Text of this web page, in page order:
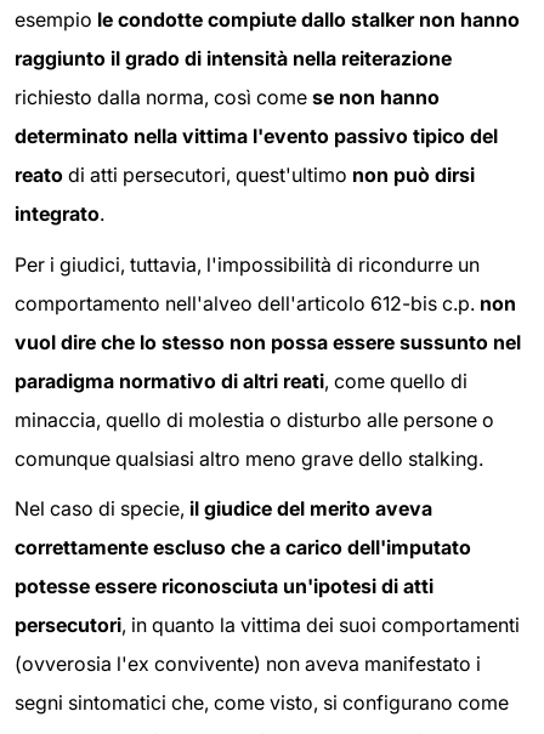
esempio le condotte compiute dallo stalker non hanno
raggiunto il grado di intensità nella reiterazione
richiesto dalla norma, così come se non hanno
determinato nella vittima l'evento passivo tipico del
reato di atti persecutori, quest'ultimo non può dirsi
integrato.
Per i giudici, tuttavia, l'impossibilità di ricondurre un
comportamento nell'alveo dell'articolo 612-bis c.p. non
vuol dire che lo stesso non possa essere sussunto nel
paradigma normativo di altri reati, come quello di
minaccia, quello di molestia o disturbo alle persone o
comunque qualsiasi altro meno grave dello stalking.
Nel caso di specie, il giudice del merito aveva
correttamente escluso che a carico dell'imputato
potesse essere riconosciuta un'ipotesi di atti
persecutori, in quanto la vittima dei suoi comportamenti
(ovverosia l'ex convivente) non aveva manifestato i
segni sintomatici che, come visto, si configurano come